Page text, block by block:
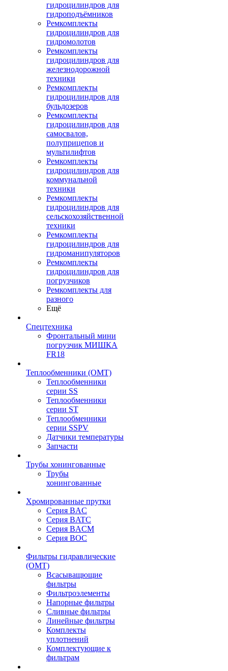
гидроцилиндров для
гидроподъёмников
Ремкомплекты
гидроцилиндров для
гидромолотов
Ремкомплекты
гидроцилиндров для
железнодорожной
техники
Ремкомплекты
гидроцилиндров для
бульдозеров
Ремкомплекты
гидроцилиндров для
самосвалов,
полуприцепов и
мультилифтов
Ремкомплекты
гидроцилиндров для
коммунальной
техники
Ремкомплекты
гидроцилиндров для
сельскохозяйственной
техники
Ремкомплекты
гидроцилиндров для
гидроманипуляторов
Ремкомплекты
гидроцилиндров для
погрузчиков
Ремкомплекты для
разного
Ещё
Спецтехника
Фронтальный мини
погрузчик МИШКА
FR18
Теплообменники (OMT)
Теплообменники
серии SS
Теплообменники
серии ST
Теплообменники
серии SSPV
Датчики температуры
Запчасти
Трубы хонингованные
Трубы
хонингованные
Хромированные прутки
Серия BAC
Серия BATC
Серия BACM
Серия BOC
Фильтры гидравлические
(OMT)
Всасыващющие
фильтры
Фильтроэлементы
Напорные фильтры
Сливные фильтры
Линейные фильтры
Комплекты
уплотнений
Комплектующие к
фильтрам